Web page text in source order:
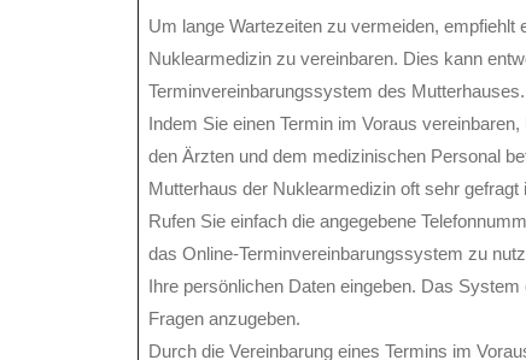
Um lange Wartezeiten zu vermeiden,
Nuklearmedizin zu vereinbaren. Dies kann
Terminvereinbarungssystem des Mutterhauses.
Indem Sie einen Termin im Voraus
den Ärzten und dem medizinischen Personal
Mutterhaus der Nuklearmedizin oft sehr
Rufen Sie einfach die angegebene
das Online-Terminvereinbarungssystem zu
Ihre persönlichen Daten eingeben. Das
Fragen anzugeben.
Durch die Vereinbarung eines Termins im